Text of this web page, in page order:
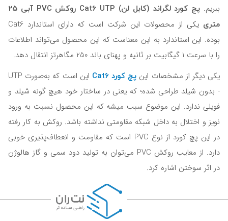
ببریم.
پچ کورد لگراند (کابل لن) Cat6 UTP روکش PVC آبی 25
متری
یکی از محصولات این شرکت است که دارای استاندارد Cat6
بوده. این استاندارد به این معناست که این محصول می‌تواند اطلاعات
را با سرعت 1 گیگابیت بر ثانیه و پهنای باند 250 مگاهرتز انتقال دهد.
یکی دیگر از مشخصات اینپچ کورد Cat6
این است که به‌صورت UTP
- بدون شیلد طراحی شده؛ که یعنی در ساختار خود هیچ گونه شیلد و
فویلی ندارد. این موضوع سبب میشه که این محصول نسبت به ورود
نویز و اختلال به داخل شبکه مقاومتی نداشته باشد. روکش به کار رفته
در این پچ کورد از نوع PVC است که مقاومت و انعطاف‌پذیری خوبی
دارد. از معایب روکش PVC می‌توان به تولید دود سمی و گاز هالوژن
در اثر سوختن اشاره کرد.